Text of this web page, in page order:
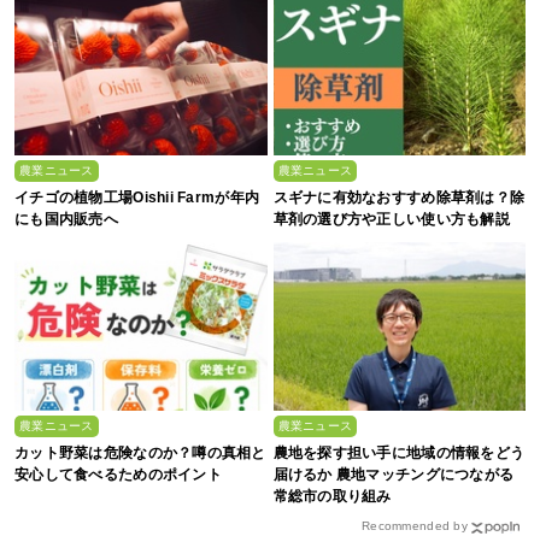
農業ニュース
イチゴの植物工場Oishii Farmが年内
にも国内販売へ
農業ニュース
スギナに有効なおすすめ除草剤は？除
草剤の選び方や正しい使い方も解説
農業ニュース
カット野菜は危険なのか？噂の真相と
安心して食べるためのポイント
農業ニュース
農地を探す担い手に地域の情報をどう
届けるか 農地マッチングにつながる
常総市の取り組み
Recommended by